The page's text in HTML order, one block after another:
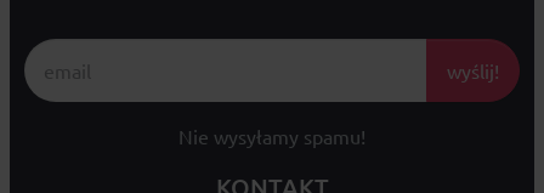
wyślij!
Nie wysyłamy spamu!
KONTAKT